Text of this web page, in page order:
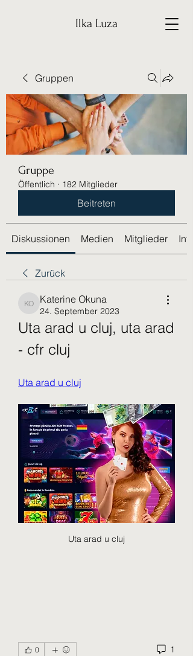
Ilka Luza
Gruppen
Gruppe
Öffentlich · 182 Mitglieder
Beitreten
Diskussionen Medien Mitglieder Info
Zurück
Katerine Okuna
Katerine Okuna
24. September 2023
Uta arad u cluj, uta arad
- cfr cluj
Uta arad u cluj
Uta arad u cluj
0 1